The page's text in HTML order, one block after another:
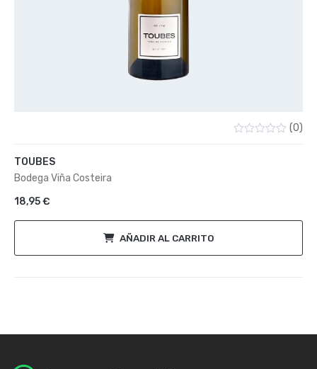
(0)
TOUBES
Bodega Viña Costeira
18,95€
AÑADIR AL CARRITO